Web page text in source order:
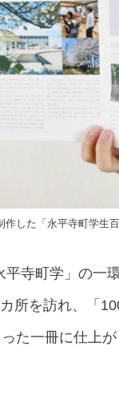
作した「永平寺町学生
寺町学」の一
所を訪れ、「
た一冊に仕上が